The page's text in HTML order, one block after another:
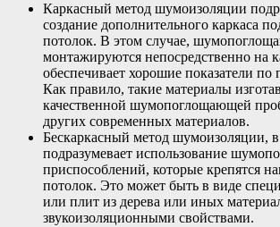
Каркасный метод шумоизоляции
создание дополнительного каркаса
потолок. В этом случае,
монтажируются непосредственно на
обеспечивает хорошие показатели
Как правило, такие материалы
качественной шумопоглощающей
других современных материалов.
Бескаркасный метод шумоизоляции,
подразумевает использование
приспособлений, которые крепятся
потолок. Это может быть в виде
или плит из дерева или иных
звукоизоляционными свойствами.